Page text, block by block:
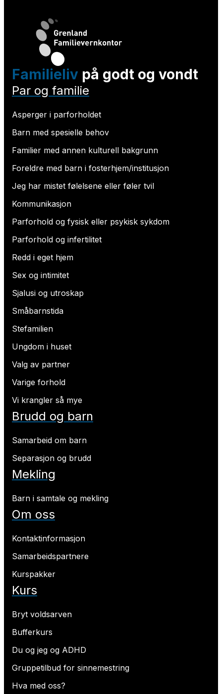
Familieliv på godt og vondt
Par og familie
Asperger i parforholdet
Barn med spesielle behov
Familier med annen kulturell bakgrunn
Foreldre med barn i fosterhjem/institusjon
Jeg har mistet følelsene eller føler tvil
Kommunikasjon
Parforhold og fysisk eller psykisk sykdom
Parforhold og infertilitet
Redd i eget hjem
Sex og intimitet
Sjalusi og utroskap
Småbarnstida
Stefamilien
Ungdom i huset
Valg av partner
Varige forhold
Vi krangler så mye
Brudd og barn
Samarbeid om barn
Separasjon og brudd
Mekling
Barn i samtale og mekling
Om oss
Kontaktinformasjon
Samarbeidspartnere
Kurspakker
Kurs
Bryt voldsarven
Bufferkurs
Du og jeg og ADHD
Gruppetilbud for sinnemestring
Hva med oss?